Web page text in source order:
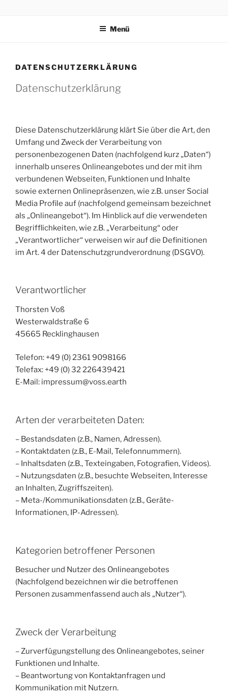
Menü
DATENSCHUTZERKLÄRUNG
Datenschutzerklärung
Diese Datenschutzerklärung klärt Sie über die Art, den
Umfang und Zweck der Verarbeitung von
personenbezogenen Daten (nachfolgend kurz „Daten“)
innerhalb unseres Onlineangebotes und der mit ihm
verbundenen Webseiten, Funktionen und Inhalte
sowie externen Onlinepräsenzen, wie z.B. unser Social
Media Profile auf (nachfolgend gemeinsam bezeichnet
als „Onlineangebot“). Im Hinblick auf die verwendeten
Begrifflichkeiten, wie z.B. „Verarbeitung“ oder
„Verantwortlicher“ verweisen wir auf die Definitionen
im Art. 4 der Datenschutzgrundverordnung (DSGVO).
Verantwortlicher
Thorsten Voß
Westerwaldstraße 6
45665 Recklinghausen
Telefon: +49 (0) 2361 9098166
Telefax: +49 (0) 32 226439421
E-Mail: impressum@voss.earth
Arten der verarbeiteten Daten:
– Bestandsdaten (z.B., Namen, Adressen).
– Kontaktdaten (z.B., E-Mail, Telefonnummern).
– Inhaltsdaten (z.B., Texteingaben, Fotografien, Videos).
– Nutzungsdaten (z.B., besuchte Webseiten, Interesse
an Inhalten, Zugriffszeiten).
– Meta-/Kommunikationsdaten (z.B., Geräte-
Informationen, IP-Adressen).
Kategorien betroffener Personen
Besucher und Nutzer des Onlineangebotes
(Nachfolgend bezeichnen wir die betroffenen
Personen zusammenfassend auch als „Nutzer“).
Zweck der Verarbeitung
– Zurverfügungstellung des Onlineangebotes, seiner
Funktionen und Inhalte.
– Beantwortung von Kontaktanfragen und
Kommunikation mit Nutzern.